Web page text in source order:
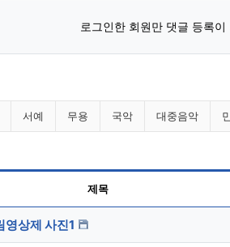
로그인한 회원만 댓글 등록이
서예 무용 국악 대중음악
제목
영상제 사진1